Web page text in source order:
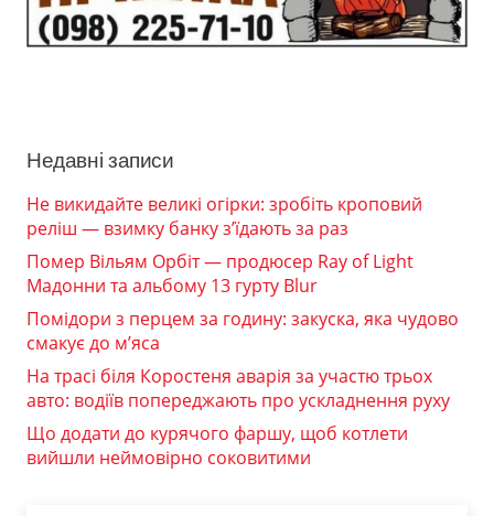
Недавні записи
Не викидайте великі огірки: зробіть кроповий
реліш — взимку банку з’їдають за раз
Помер Вільям Орбіт — продюсер Ray of Light
Мадонни та альбому 13 гурту Blur
Помідори з перцем за годину: закуска, яка чудово
смакує до м’яса
На трасі біля Коростеня аварія за участю трьох
авто: водіїв попереджають про ускладнення руху
Що додати до курячого фаршу, щоб котлети
вийшли неймовірно соковитими